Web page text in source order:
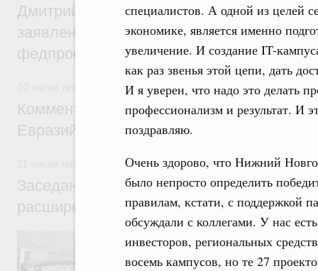
специалистов. А одной из целей
экономике, является именно
увеличение. И создание IT-
как раз звенья этой цепи, дать
И я уверен, что надо это делать
профессионализм и результат. И
поздравляю.
Очень здорово, что Нижний
было непросто определить
правилам, кстати, с поддержкой
обсуждали с коллегами. У нас
инвесторов, региональных
восемь кампусов, но те 27
Дмитрий Чернышенко: Установлен
заявлений от абитуриентов колледжей и
федпроекта «Профессионалитет»
Евразийский экономический союз.
Комментарий Алексея Оверчука по
Евразийского межправительственного
Евразийский экономический союз.
Заседание Евразийского
расширенном составе
числе совершенствование кооперации в
регулирования и администрирования,